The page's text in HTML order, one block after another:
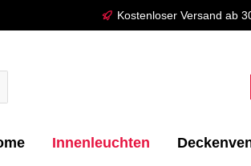
Kostenloser Versand ab
Innenleuchten